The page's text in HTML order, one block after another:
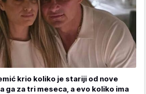
krio koliko je stariji od nove
ga za tri meseca, a evo koliko ima